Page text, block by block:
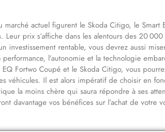
actuel figurent le Skoda Citigo, le Smart
Leur prix s’affiche dans les alentours des 20
investissement rentable, vous devrez aussi
l’autonomie et la technologie
Fortwo Coupé et le Skoda Citigo, vous
véhicules. Il est alors impératif de choisir en
la moins chère qui saura répondre à ses
davantage vos bénéfices sur l’achat de votre